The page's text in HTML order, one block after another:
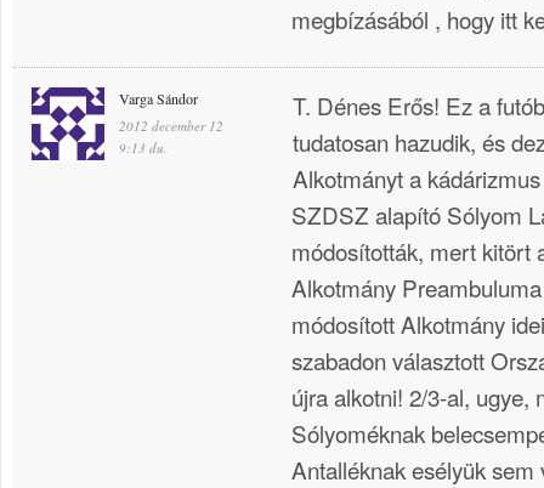
megbízásából , hogy itt
Varga Sándor
2012 december 12
9:13 du.
T. Dénes Erős! Ez a
tudatosan hazudik, és
Alkotmányt a
SZDSZ alapító Sólyom
módosították, mert kitört
Alkotmány
módosított Alkotmány
szabadon választott
újra alkotni! 2/3-al, ugye,
Sólyoméknak
Antalléknak esélyük sem